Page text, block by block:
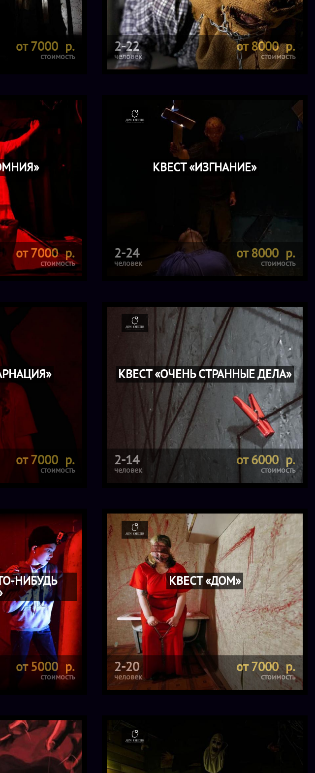
от 7000 р.
стоимость
2-22
человек
от 8000 р.
стоимость
от 7000 р.
стоимость
КВЕСТ «ИЗГНАНИЕ»
2-24
человек
от 8000 р.
стоимость
от 7000 р.
стоимость
КВЕСТ «ОЧЕНЬ СТРАННЫЕ ДЕЛА»
2-14
человек
от 6000 р.
стоимость
НИБУДЬ
от 5000 р.
стоимость
КВЕСТ «ДОМ»
2-20
человек
от 7000 р.
стоимость